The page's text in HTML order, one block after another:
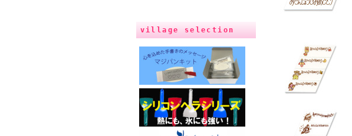
village selection